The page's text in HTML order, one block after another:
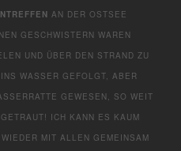
AN DER OSTSEE
GESCHWISTERN WAREN
UND ÜBER DEN STRAND ZU
WASSER GEFOLGT, ABER
GEWESEN, SO WEIT R
ICH KANN ES KAUM E
MIT ALLEN GEMEINSAM D